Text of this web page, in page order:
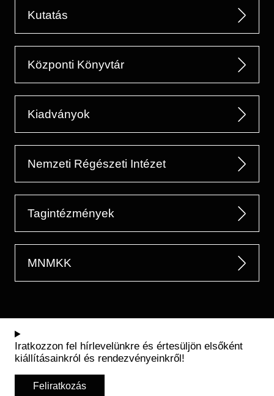
Kutatás
Központi Könyvtár
Kiadványok
Nemzeti Régészeti Intézet
Tagintézmények
MNMKK
Iratkozzon fel hírlevelünkre és értesüljön elsőként
kiállításainkról és rendezvényeinkről!
Feliratkozás